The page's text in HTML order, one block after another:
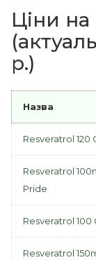
Ціни
р.)
Назва
Resveratrol 120
Resveratrol
Pride
Resveratrol 100
Resveratrol